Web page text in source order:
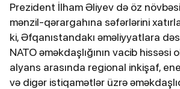
Prezident İlham Əliyev də öz
mənzil-qərargahına səfərlərini
ki, Əfqanıstandakı əməliyyatlara
NATO əməkdaşlığının vacib hissəsi
alyans arasında regional inkişaf,
və digər istiqamətlər üzrə